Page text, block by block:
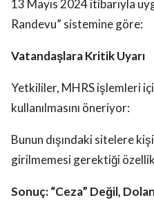
13 Mayıs 2024 itibarıyla
Randevu” sistemine göre:
Vatandaşlara Kritik Uyarı
Yetkililer, MHRS işlemleri
kullanılmasını öneriyor:
Bunun dışındaki sitelere
girilmemesi gerektiği
Sonuç: “Ceza” Değil,